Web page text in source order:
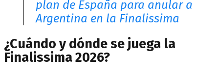
plan de España para anular a
Argentina en la Finalissima
¿Cuándo y dónde se juega la
Finalissima 2026?